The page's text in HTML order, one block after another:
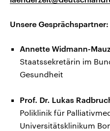
Unsere Gesprächspartner:
Annette Widmann-
Staatssekretärin im
Gesundheit
Prof. Dr. Lukas
Poliklinik für
Universitätsklinikum